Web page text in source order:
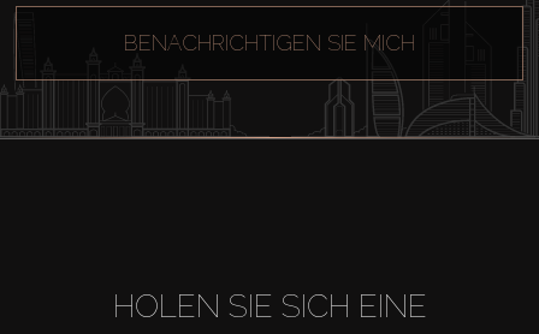
BENACHRICHTIGEN SIE MICH
HOLEN SIE SICH EINE